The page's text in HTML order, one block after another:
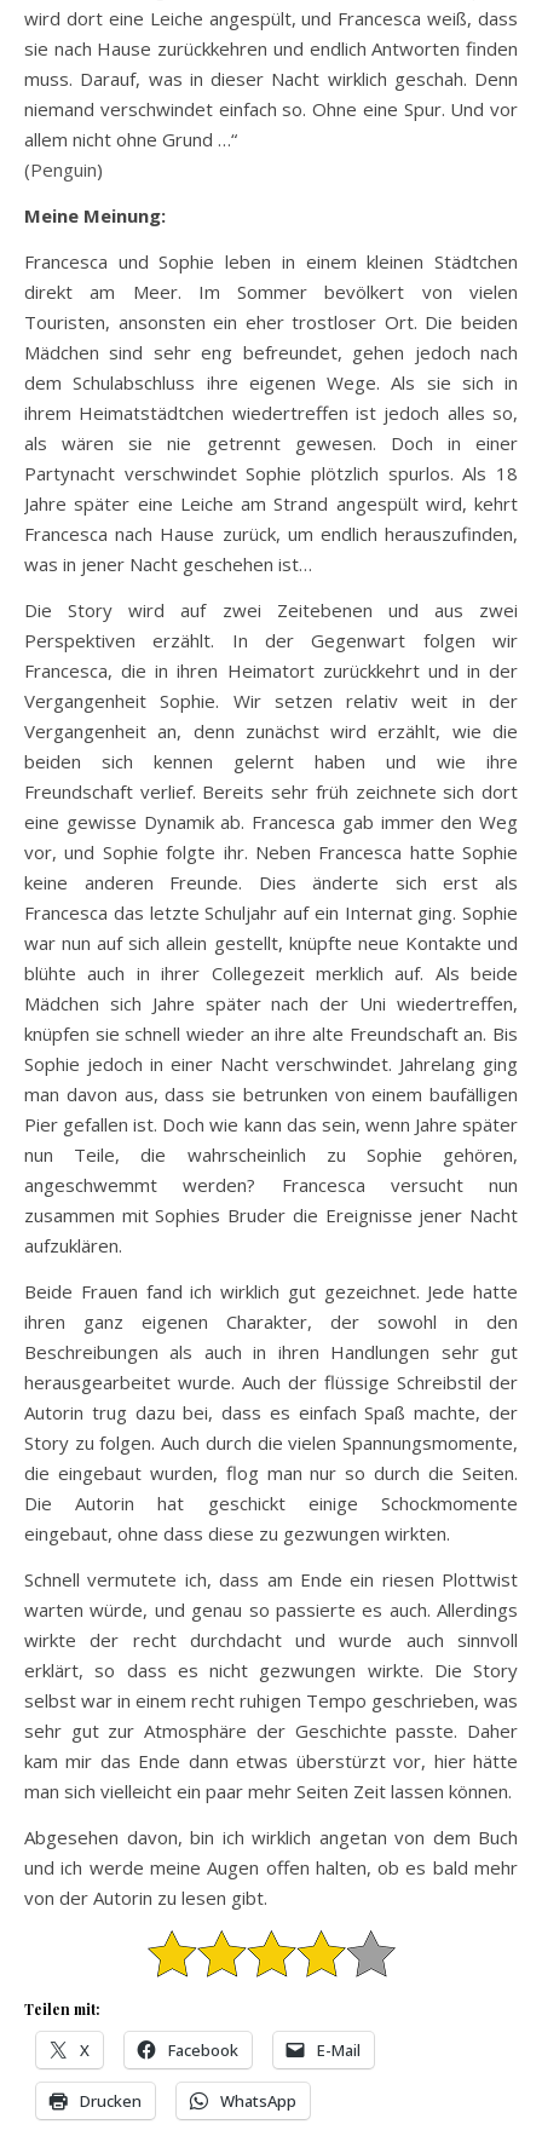
wird dort eine Leiche angespült, und Francesca weiß, dass
sie nach Hause zurückkehren und endlich Antworten finden
muss. Darauf, was in dieser Nacht wirklich geschah. Denn
niemand verschwindet einfach so. Ohne eine Spur. Und vor
allem nicht ohne Grund …“
(Penguin)
Meine Meinung:
Francesca und Sophie leben in einem kleinen Städtchen
direkt am Meer. Im Sommer bevölkert von vielen
Touristen, ansonsten ein eher trostloser Ort. Die beiden
Mädchen sind sehr eng befreundet, gehen jedoch nach
dem Schulabschluss ihre eigenen Wege. Als sie sich in
ihrem Heimatstädtchen wiedertreffen ist jedoch alles so,
als wären sie nie getrennt gewesen. Doch in einer
Partynacht verschwindet Sophie plötzlich spurlos. Als 18
Jahre später eine Leiche am Strand angespült wird, kehrt
Francesca nach Hause zurück, um endlich herauszufinden,
was in jener Nacht geschehen ist…
Die Story wird auf zwei Zeitebenen und aus zwei
Perspektiven erzählt. In der Gegenwart folgen wir
Francesca, die in ihren Heimatort zurückkehrt und in der
Vergangenheit Sophie. Wir setzen relativ weit in der
Vergangenheit an, denn zunächst wird erzählt, wie die
beiden sich kennen gelernt haben und wie ihre
Freundschaft verlief. Bereits sehr früh zeichnete sich dort
eine gewisse Dynamik ab. Francesca gab immer den Weg
vor, und Sophie folgte ihr. Neben Francesca hatte Sophie
keine anderen Freunde. Dies änderte sich erst als
Francesca das letzte Schuljahr auf ein Internat ging. Sophie
war nun auf sich allein gestellt, knüpfte neue Kontakte und
blühte auch in ihrer Collegezeit merklich auf. Als beide
Mädchen sich Jahre später nach der Uni wiedertreffen,
knüpfen sie schnell wieder an ihre alte Freundschaft an. Bis
Sophie jedoch in einer Nacht verschwindet. Jahrelang ging
man davon aus, dass sie betrunken von einem baufälligen
Pier gefallen ist. Doch wie kann das sein, wenn Jahre später
nun Teile, die wahrscheinlich zu Sophie gehören,
angeschwemmt werden? Francesca versucht nun
zusammen mit Sophies Bruder die Ereignisse jener Nacht
aufzuklären.
Beide Frauen fand ich wirklich gut gezeichnet. Jede hatte
ihren ganz eigenen Charakter, der sowohl in den
Beschreibungen als auch in ihren Handlungen sehr gut
herausgearbeitet wurde. Auch der flüssige Schreibstil der
Autorin trug dazu bei, dass es einfach Spaß machte, der
Story zu folgen. Auch durch die vielen Spannungsmomente,
die eingebaut wurden, flog man nur so durch die Seiten.
Die Autorin hat geschickt einige Schockmomente
eingebaut, ohne dass diese zu gezwungen wirkten.
Schnell vermutete ich, dass am Ende ein riesen Plottwist
warten würde, und genau so passierte es auch. Allerdings
wirkte der recht durchdacht und wurde auch sinnvoll
erklärt, so dass es nicht gezwungen wirkte. Die Story
selbst war in einem recht ruhigen Tempo geschrieben, was
sehr gut zur Atmosphäre der Geschichte passte. Daher
kam mir das Ende dann etwas überstürzt vor, hier hätte
man sich vielleicht ein paar mehr Seiten Zeit lassen können.
Abgesehen davon, bin ich wirklich angetan von dem Buch
und ich werde meine Augen offen halten, ob es bald mehr
von der Autorin zu lesen gibt.
Teilen mit:
X Facebook E-Mail
Drucken WhatsApp